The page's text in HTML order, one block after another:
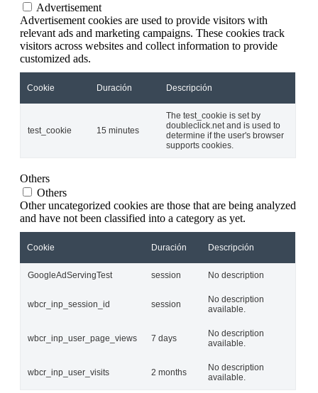
Advertisement
Advertisement cookies are used to provide visitors with
relevant ads and marketing campaigns. These cookies track
visitors across websites and collect information to provide
customized ads.
Cookie Duración Descripción
test_cookie 15 minutes
The test_cookie is set by
doubleclick.net and is used to
determine if the user's browser
supports cookies.
Others
Others
Other uncategorized cookies are those that are being analyzed
and have not been classified into a category as yet.
Cookie Duración Descripción
GoogleAdServingTest session No description
wbcr_inp_session_id session
No description
available.
wbcr_inp_user_page_views 7 days
No description
available.
wbcr_inp_user_visits 2 months
No description
available.